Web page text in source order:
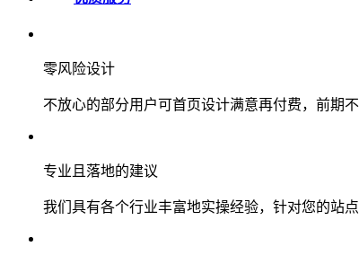
零风险设计
不放心的部分用户可首页设计满意再付费，前期
专业且落地的建议
我们具有各个行业丰富地实操经验，针对您的站